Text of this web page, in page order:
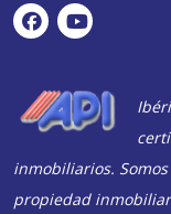
inmobiliarios.
propiedad